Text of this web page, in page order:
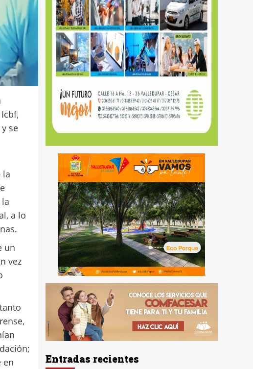
se
la
a lo
un
vez
en
Entradas recientes